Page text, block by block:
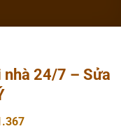
nhà 24/7 – Sửa